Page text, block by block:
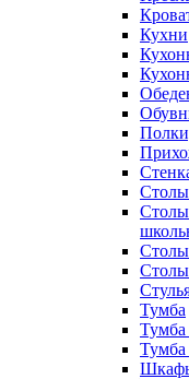
Кухни
Тумба
Тумба